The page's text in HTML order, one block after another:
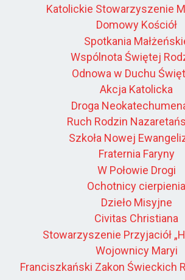
Katolickie Stowarzyszenie
Domowy Kościół
Spotkania
Wspólnota Świętej
Odnowa w Duchu
Akcja Katolicka
Droga
Ruch Rodzin
Szkoła Nowej
Fraternia Faryny
W Połowie Drogi
Ochotnicy cierpienia
Dzieło Misyjne
Civitas Christiana
Stowarzyszenie Przyjaciół
Wojownicy Maryi
Franciszkański Zakon Świeckich